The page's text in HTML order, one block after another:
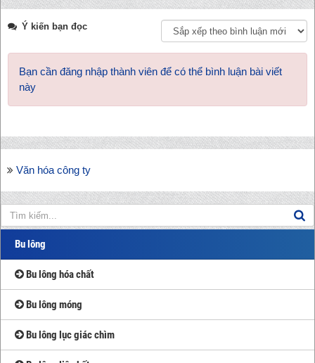
Ý kiến bạn đọc
Bạn cần đăng nhập thành viên để có thể bình luận bài viết
này
Văn hóa công ty
Bu lông
Bu lông hóa chất
Bu lông móng
Bu lông lục giác chìm